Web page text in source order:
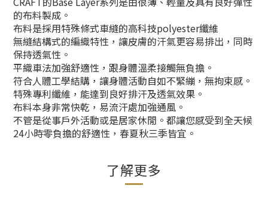
的布料製成。
布料是採用特殊條式車縫的高科技polyester纖維
無縫結構式的編織特性，讓皮膚的汗氣更容易排出，同時
保持透氣性。
平織車法加強舒適性，跟身體溫柔接觸無負擔。
符合人體工學結購，讓身體活動自如不緊繃，無拘束感。
特殊專利纖維，能達到良好排汗及透氣效果。
布料本身非常快乾，易流汗處加強通風。
不管是從事戶外活動或是居家休閒。都讓您感受到全天候
24小時零負擔的舒適性，春夏秋三季皆宜。
了解更多